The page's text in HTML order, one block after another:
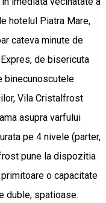
hotelul Piatra Mare,
cateva minute de
de bisericuta
binecunoscutele
Vila Cristalfrost
asupra varfului
pe 4 nivele (parter,
pune la dispozitia
o capacitate
duble, spatioase.